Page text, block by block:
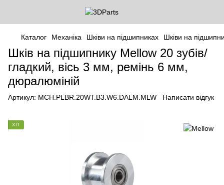
Каталог Механіка Шківи на підшипниках Шківи на
Шків на підшипнику Mellow 20 зубів/
гладкий, вісь 3 мм, ремінь 6 мм,
дюралюміній
Артикул: MCH.PLBR.20WT.B3.W6.DALM.MLW Написати відгук
ХІТ